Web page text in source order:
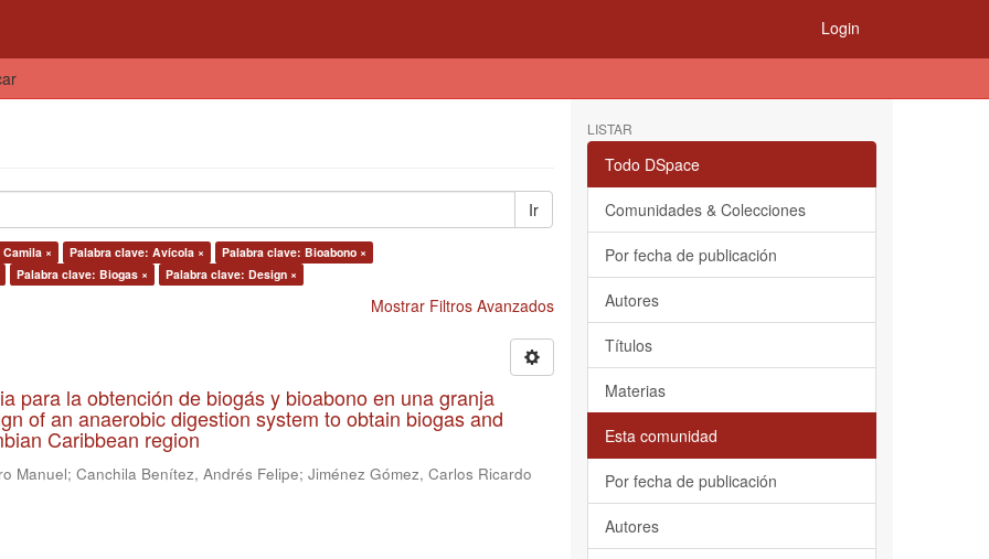
Login
Ir
× Palabra clave: Avícola ×
Palabra clave: Bioabono ×
Palabra clave: Biogas × Palabra clave: Design ×
Mostrar Filtros Avanzados
para la obtención de biogás y bioabono en una granja
of an anaerobic digestion system to obtain biogas and
Caribbean region
Manuel; Canchila Benítez, Andrés Felipe; Jiménez Gómez, Carlos Ricardo
LISTAR
Todo DSpace
Comunidades & Colecciones
Por fecha de publicación
Autores
Títulos
Materias
Esta comunidad
Por fecha de publicación
Autores